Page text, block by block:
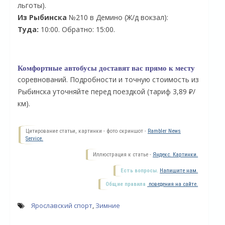
льготы).
Из Рыбинска №210 в Демино (Ж/д вокзал):
Туда: 10:00. Обратно: 15:00.
Комфортные автобусы доставят вас прямо к месту
соревнований. Подробности и точную стоимость из
Рыбинска уточняйте перед поездкой (тариф 3,89 ₽/
км).
Цитирование статьи, картинки - фото скриншот - Rambler News
Service.
Иллюстрация к статье - Яндекс. Картинки.
Есть вопросы. Напишите нам.
Общие правила поведения на сайте.
Ярославский спорт, Зимние